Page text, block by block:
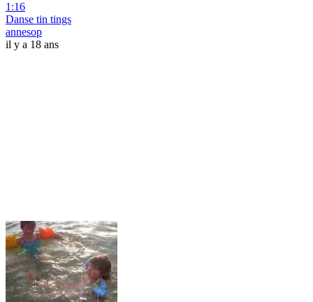
1:16
Danse tin tings
annesop
il y a 18 ans